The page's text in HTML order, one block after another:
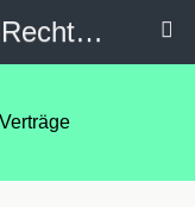
Rechtsanwalt für IT-Recht, Internetrecht, Datenschutz & Social Media